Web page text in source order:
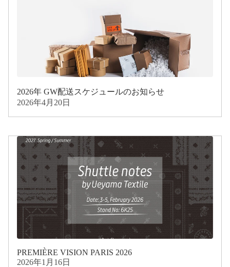
2026年 GW配送スケジュールのお知らせ
2026年4月20日
PREMIÈRE VISION PARIS 2026
2026年1月16日